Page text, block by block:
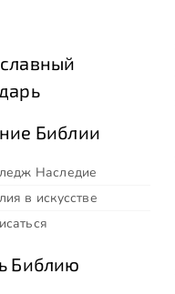
Библии
Наследие
в искусстве
Библию